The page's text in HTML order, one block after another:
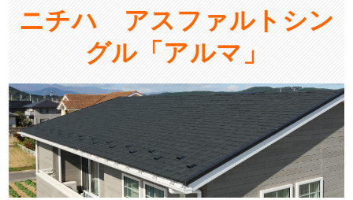
ニチハ アスファルトシン
グル「アルマ」